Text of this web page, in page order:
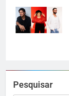
Pesquisar